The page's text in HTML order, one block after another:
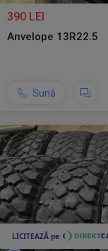
390 LEI
Anvelope 13R22.5
Sună